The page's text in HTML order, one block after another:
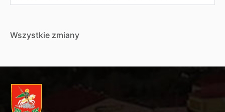
Wszystkie zmiany